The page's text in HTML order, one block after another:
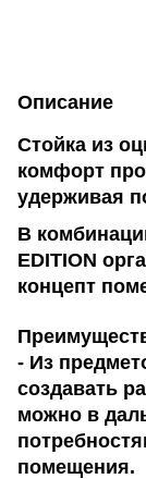
Описание
Стойка из
комфорт
удерживая
В
EDITION
концепт
- Из
создавать
можно в
помещения.